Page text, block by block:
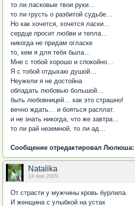
то ли ласковые твои руки…
то ли грусть о разбитой судьбе…
Но как хочется, хочется ласки…
сердце просит любви и тепла…
никогда не придам огласке
то, кем я для тебя была…
Мне с тобой хорошо и спокойно…
Я с тобой отдыхаю душой…
Неужели я не достойна
обладать любовью большой…
быть любовницей… как это страшно!
вечно ждать… и бояться расплат.
и не знать никогда, что же завтра…
то ли рай неземной, то ли ад…
Сообщение отредактировал Люлюша:
Natalika
14 янв 2009
От страсти у мужчины кровь бурлила.
И женщина с улыбкой на устах